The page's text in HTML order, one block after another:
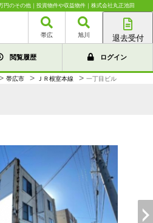
のその他｜投資物件や収益物件｜株式会社丸正池田
帯広 旭川 退去受付
旭川店
閲覧履歴 ログイン
帯広市 > ＪＲ根室本線 > 一丁目ビル